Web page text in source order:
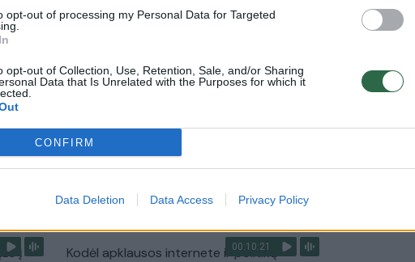
opt-out of processing my Personal Data for Targeted
opt-out of Collection, Use, Retention, Sale, and/or Sharing
Data that Is Unrelated with the Purposes for which it
CONFIRM
Data Deletion Data Access Privacy Policy
Žinios Pasaulis
00:22:28
„Sodas ir daržas“ laidoje – veiksmingas
Visi įrašai
į
00:10:21
Kodėl apklausos internete ir politikų